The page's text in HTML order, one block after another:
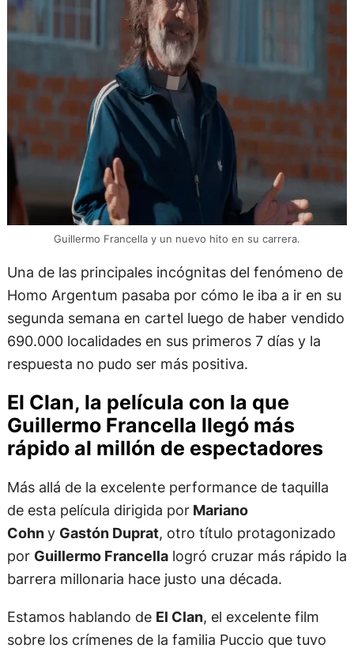
Guillermo Francella y un nuevo hito en su carrera.
Una de las principales incógnitas del fenómeno de
Homo Argentum pasaba por cómo le iba a ir en su
segunda semana en cartel luego de haber vendido
690.000 localidades en sus primeros 7 días y la
respuesta no pudo ser más positiva.
El Clan, la película con la que
Guillermo Francella llegó más
rápido al millón de espectadores
Más allá de la excelente performance de taquilla
de esta película dirigida porMariano
Cohny Gastón Duprat, otro título protagonizado
por Guillermo Francellalogró cruzar más rápido la
barrera millonaria hace justo una década.
Estamos hablando de El Clan, el excelente film
sobre los crímenes de la familia Puccio que tuvo